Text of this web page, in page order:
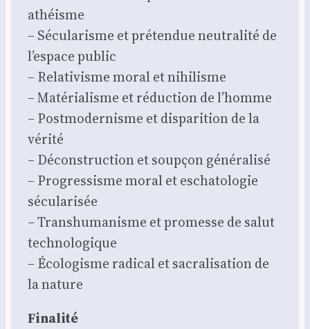
athéisme
– Sécu­la­risme et pré­ten­due neu­tra­li­té de
l’espace public
– Rela­ti­visme moral et nihi­lisme
– Maté­ria­lisme et réduc­tion de l’homme
– Post­mo­der­nisme et dis­pa­ri­tion de la
véri­té
– Décons­truc­tion et soup­çon géné­ra­li­sé
– Pro­gres­sisme moral et escha­to­lo­gie
sécu­la­ri­sée
– Trans­hu­ma­nisme et pro­messe de salut
tech­no­lo­gique
– Éco­lo­gisme radi­cal et sacra­li­sa­tion de
la nature
Fina­li­té